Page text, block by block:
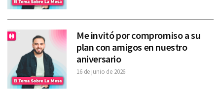
Me invitó por compromiso a su
plan con amigos en nuestro
aniversario
16 de junio de 2026